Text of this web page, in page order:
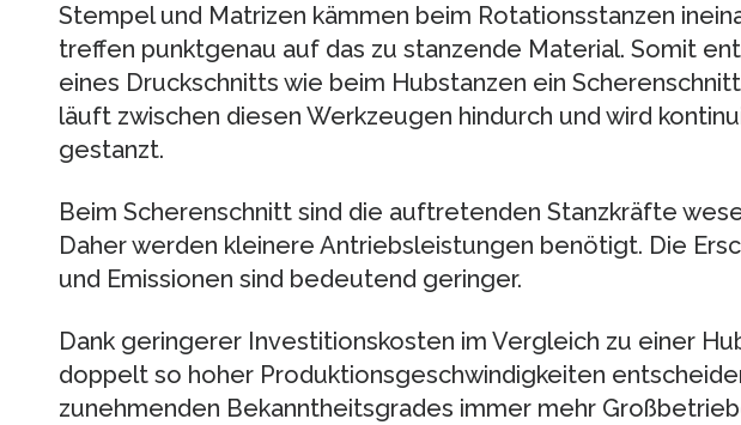
Stempel und Matrizen kämmen beim Rotationsstanzen
treffen punktgenau auf das zu stanzende Material. Somit
eines Druckschnitts wie beim Hubstanzen ein
läuft zwischen diesen Werkzeugen hindurch und wird
gestanzt.
Beim Scherenschnitt sind die auftretenden Stanzkräfte
Daher werden kleinere Antriebsleistungen benötigt. Die
und Emissionen sind bedeutend geringer.
Dank geringerer Investitionskosten im Vergleich zu einer
doppelt so hoher Produktionsgeschwindigkeiten
zunehmenden Bekanntheitsgrades immer mehr